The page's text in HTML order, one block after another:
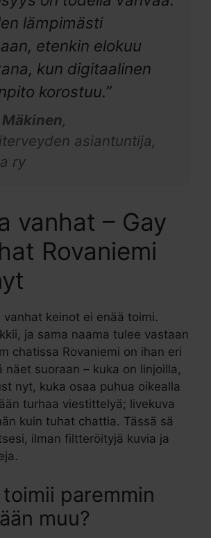
lämpimästi
etenkin elokuu
kun digitaalinen
korostuu.”
,
asiantuntija,
ry
vanhat – Gay
Rovaniemi
keinot ei enää toimi.
ja sama naama tulee vastaan
chatissa Rovaniemi on ihan eri
näet suoraan – kuka on linjoilla,
nyt, kuka osaa puhua oikealla
turhaa viestittelyä; livekuva
kuin tuhat chattia. Tässä sä
ilman filtteröityjä kuvia ja
paremmin
muu?